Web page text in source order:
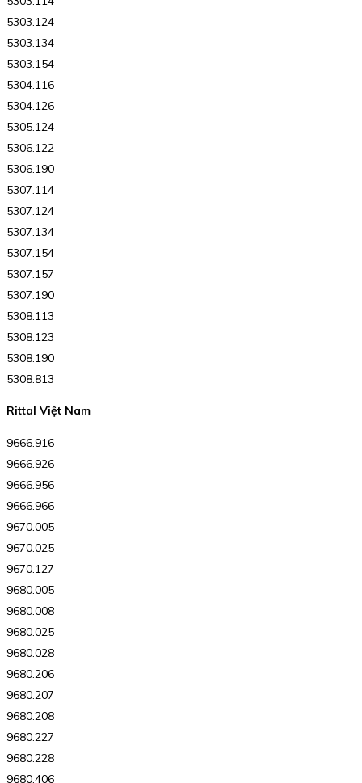
5303.124
5303.134
5303.154
5304.116
5304.126
5305.124
5306.122
5306.190
5307.114
5307.124
5307.134
5307.154
5307.157
5307.190
5308.113
5308.123
5308.190
5308.813
Rittal Việt Nam
9666.916
9666.926
9666.956
9666.966
9670.005
9670.025
9670.127
9680.005
9680.008
9680.025
9680.028
9680.206
9680.207
9680.208
9680.227
9680.228
9680.406